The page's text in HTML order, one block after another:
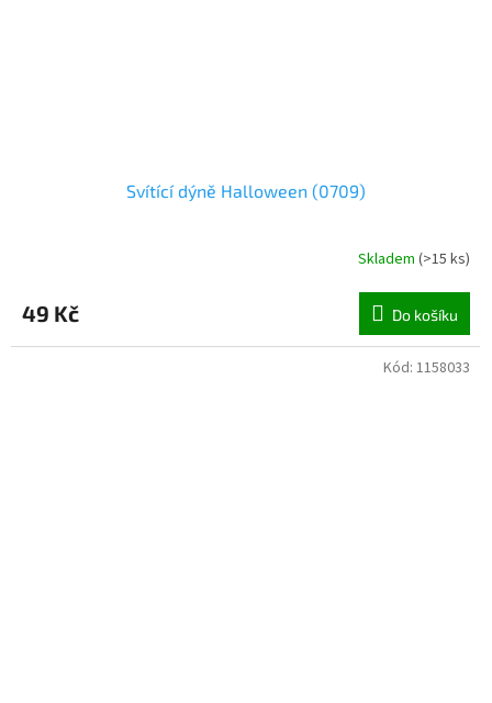
Svítící dýně Halloween (0709)
Skladem (>15 ks)
49 Kč Do košíku
Kód: 1158033